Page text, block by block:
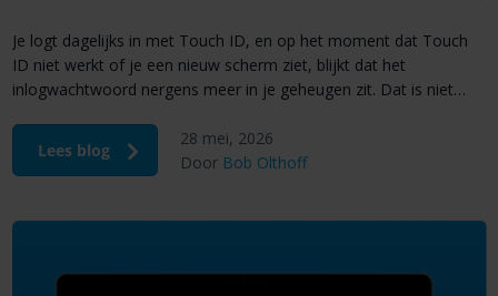
Je logt dagelijks in met Touch ID, en op het moment dat Touch
ID niet werkt of je een nieuw scherm ziet, blijkt dat het
inlogwachtwoord nergens meer in je geheugen zit. Dat is niet
de meeste gevallen ben je er snel uit. Het […]
Lees blog
28 mei, 2026
Door Bob Olthoff